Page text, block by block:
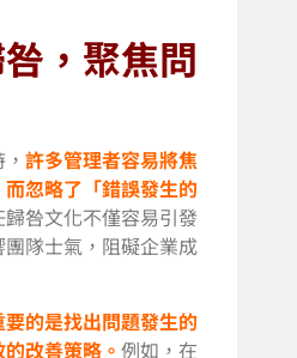
，聚焦問
許多管理者容易將焦
忽略了「錯誤發生的
咎文化不僅容易引發
隊士氣，阻礙企業成
的是找出問題發生的
改善策略。 例如，在